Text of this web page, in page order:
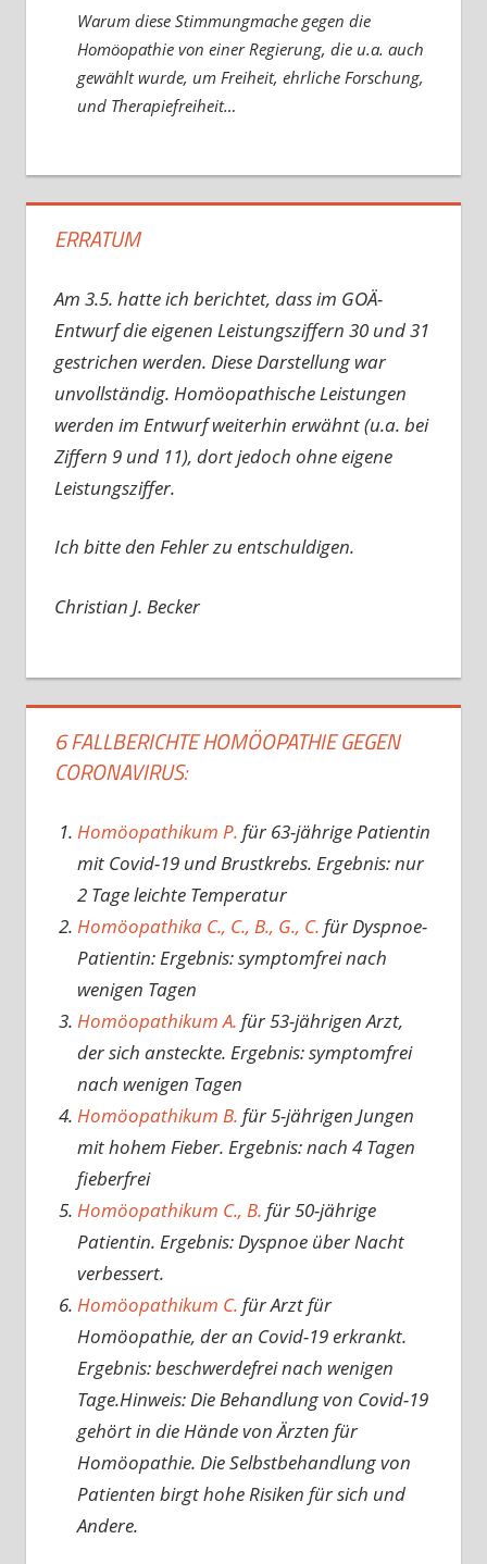
Warum diese Stimmungmache gegen die
Homöopathie von einer Regierung, die u.a. auch
gewählt wurde, um Freiheit, ehrliche Forschung,
und Therapiefreiheit…
ERRATUM
Am 3.5. hatte ich berichtet, dass im GOÄ-
Entwurf die eigenen Leistungsziffern 30 und 31
gestrichen werden. Diese Darstellung war
unvollständig. Homöopathische Leistungen
werden im Entwurf weiterhin erwähnt (u.a. bei
Ziffern 9 und 11), dort jedoch ohne eigene
Leistungsziffer.
Ich bitte den Fehler zu entschuldigen.
Christian J. Becker
6 FALLBERICHTE HOMÖOPATHIE GEGEN
CORONAVIRUS:
Homöopathikum P. für 63-jährige Patientin
mit Covid-19 und Brustkrebs. Ergebnis: nur
2 Tage leichte Temperatur
Homöopathika C., C., B., G., C. für Dyspnoe-
Patientin: Ergebnis: symptomfrei nach
wenigen Tagen
Homöopathikum A. für 53-jährigen Arzt,
der sich ansteckte. Ergebnis: symptomfrei
nach wenigen Tagen
Homöopathikum B. für 5-jährigen Jungen
mit hohem Fieber. Ergebnis: nach 4 Tagen
fieberfrei
Homöopathikum C., B. für 50-jährige
Patientin. Ergebnis: Dyspnoe über Nacht
verbessert.
Homöopathikum C. für Arzt für
Homöopathie, der an Covid-19 erkrankt.
Ergebnis: beschwerdefrei nach wenigen
Tage.Hinweis: Die Behandlung von Covid-19
gehört in die Hände von Ärzten für
Homöopathie. Die Selbstbehandlung von
Patienten birgt hohe Risiken für sich und
Andere.